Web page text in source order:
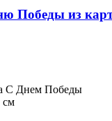
Победы из
С Днем Победы
см